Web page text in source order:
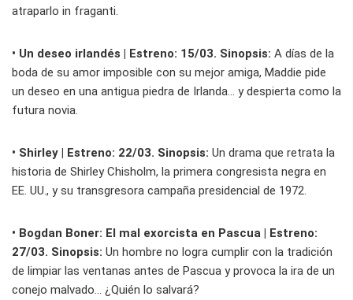
atraparlo in fraganti.
• Un deseo irlandés | Estreno: 15/03. Sinopsis: A días de la
boda de su amor imposible con su mejor amiga, Maddie pide
un deseo en una antigua piedra de Irlanda... y despierta como la
futura novia.
• Shirley | Estreno: 22/03. Sinopsis: Un drama que retrata la
historia de Shirley Chisholm, la primera congresista negra en
EE. UU., y su transgresora campaña presidencial de 1972.
• Bogdan Boner: El mal exorcista en Pascua | Estreno:
27/03. Sinopsis: Un hombre no logra cumplir con la tradición
de limpiar las ventanas antes de Pascua y provoca la ira de un
conejo malvado... ¿Quién lo salvará?